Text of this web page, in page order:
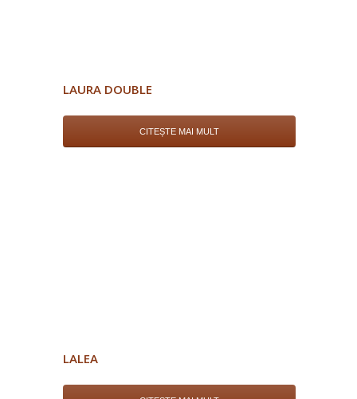
LAURA DOUBLE
CITEȘTE MAI MULT
LALEA